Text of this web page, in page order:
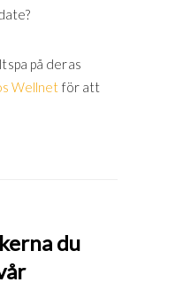
på deras
Wellnet för att
du